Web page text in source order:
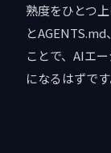
熟度をひとつ
と
ことで、AIエ
になるはずです